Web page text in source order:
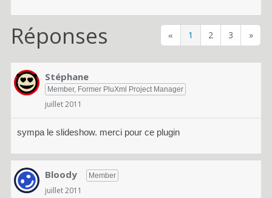
« 1 2 3 »
Réponses
Stéphane
Member, Former PluXml Project Manager
juillet 2011
sympa le slideshow. merci pour ce plugin
Bloody Member
juillet 2011